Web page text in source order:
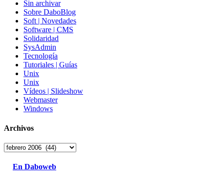
Sin archivar
Sobre DaboBlog
Soft | Novedades
Software | CMS
Solidaridad
SysAdmin
Tecnología
Tutoriales | Guías
Unix
Unix
Vídeos | Slideshow
Webmaster
Windows
Archivos
Archivos
En Daboweb